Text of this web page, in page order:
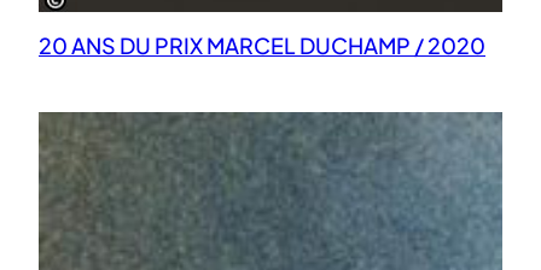
20 ANS DU PRIX MARCEL DUCHAMP / 2020